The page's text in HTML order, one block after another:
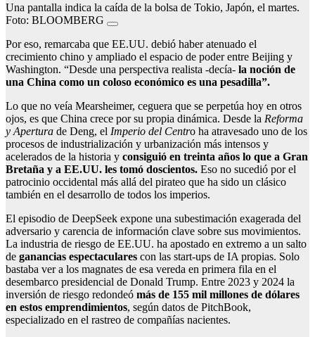
Una pantalla indica la caída de la bolsa de Tokio, Japón, el martes.
Foto: BLOOMBERG
Por eso, remarcaba que EE.UU. debió haber atenuado el
crecimiento chino y ampliado el espacio de poder entre Beijing y
Washington. “Desde una perspectiva realista -decía- la noción de
una China como un coloso económico es una pesadilla”.
Lo que no veía Mearsheimer, ceguera que se perpetúa hoy en otros
ojos, es que China crece por su propia dinámica. Desde la Reforma
y Apertura de Deng, el Imperio del Centro ha atravesado uno de los
procesos de industrialización y urbanización más intensos y
acelerados de la historia y consiguió en treinta años lo que a Gran
Bretaña y a EE.UU. les tomó doscientos. Eso no sucedió por el
patrocinio occidental más allá del pirateo que ha sido un clásico
también en el desarrollo de todos los imperios.
El episodio de DeepSeek expone una subestimación exagerada del
adversario y carencia de información clave sobre sus movimientos.
La industria de riesgo de EE.UU. ha apostado en extremo a un salto
de ganancias espectaculares con las start-ups de IA propias. Solo
bastaba ver a los magnates de esa vereda en primera fila en el
desembarco presidencial de Donald Trump. Entre 2023 y 2024 la
inversión de riesgo redondeó más de 155 mil millones de dólares
en estos emprendimientos, según datos de PitchBook,
especializado en el rastreo de compañías nacientes.